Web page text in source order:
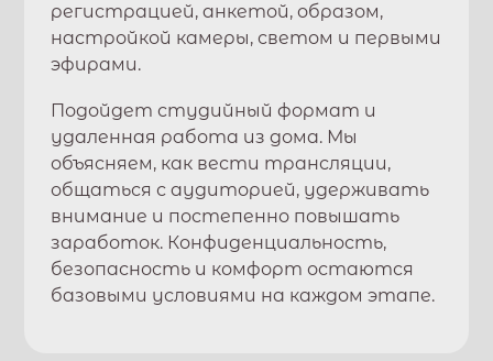
регистрацией, анкетой, образом,
настройкой камеры, светом и первыми
эфирами.
Подойдет студийный формат и
удаленная работа из дома. Мы
объясняем, как вести трансляции,
общаться с аудиторией, удерживать
внимание и постепенно повышать
заработок. Конфиденциальность,
безопасность и комфорт остаются
базовыми условиями на каждом этапе.